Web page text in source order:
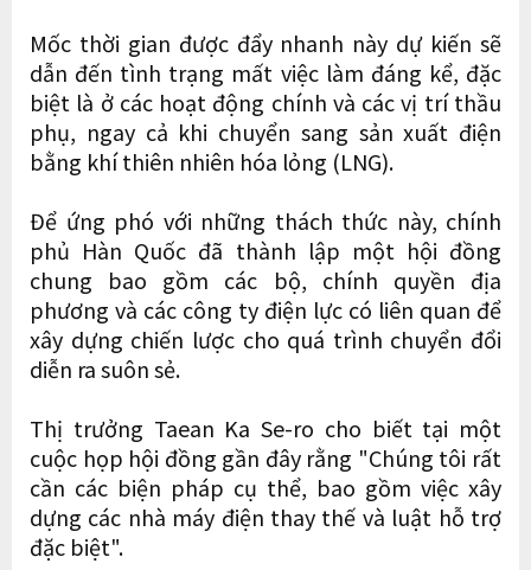
Mốc thời gian được đẩy nhanh này dự kiến ​​sẽ
dẫn đến tình trạng mất việc làm đáng kể, đặc
biệt là ở các hoạt động chính và các vị trí thầu
phụ, ngay cả khi chuyển sang sản xuất điện
bằng khí thiên nhiên hóa lỏng (LNG).
Để ứng phó với những thách thức này, chính
phủ Hàn Quốc đã thành lập một hội đồng
chung bao gồm các bộ, chính quyền địa
phương và các công ty điện lực có liên quan để
xây dựng chiến lược cho quá trình chuyển đổi
diễn ra suôn sẻ.
Thị trưởng Taean Ka Se-ro cho biết tại một
cuộc họp hội đồng gần đây rằng "Chúng tôi rất
cần các biện pháp cụ thể, bao gồm việc xây
dựng các nhà máy điện thay thế và luật hỗ trợ
đặc biệt".